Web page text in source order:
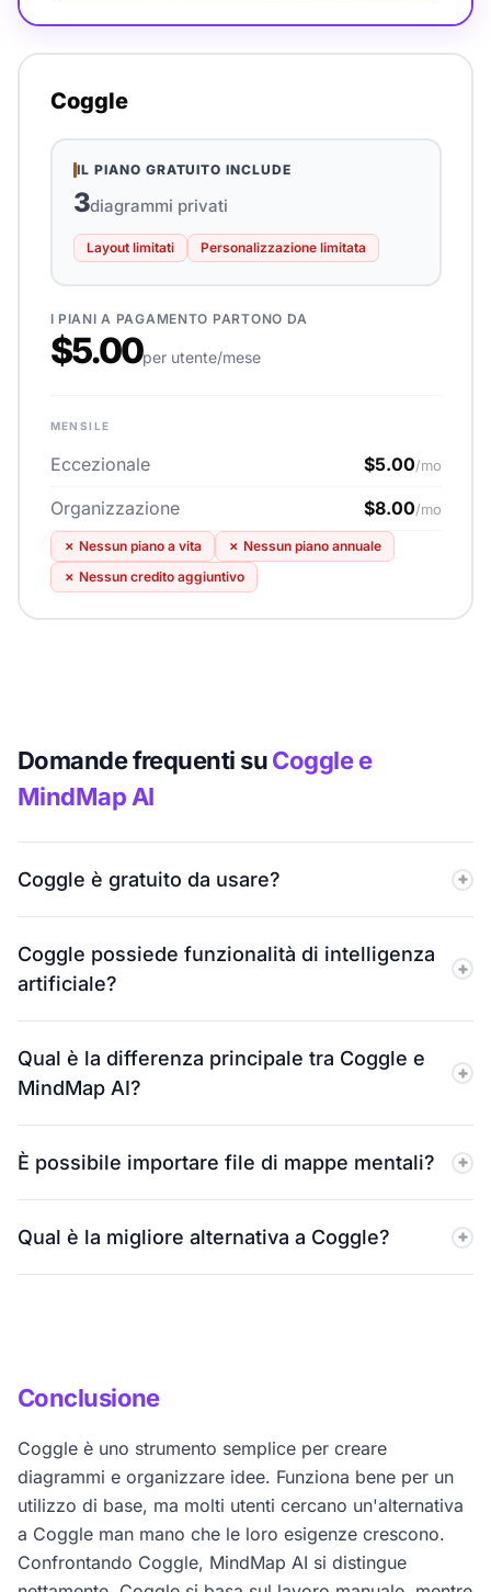
Coggle
IL PIANO GRATUITO INCLUDE
3diagrammi privati
Layout limitati Personalizzazione limitata
I PIANI A PAGAMENTO PARTONO DA
$5.00per utente/mese
MENSILE
Eccezionale $5.00/mo
Organizzazione $8.00/mo
✗ Nessun piano a vita ✗ Nessun piano annuale
✗ Nessun credito aggiuntivo
Domande frequenti suCoggle e
MindMap AI
Coggle è gratuito da usare?
3 diagrammi privati e opzioni di personalizzazione
limitate. MindMap AI offre mappe manuali illimitate nel
suo piano gratuito.
Coggle possiede funzionalità di intelligenza
artificiale?
artificiale. MindMap AI include la generazione di
mappe e l'espansione delle idee basate
sull'intelligenza artificiale.
Qual è la differenza principale tra Coggle e
MindMap AI?
mentali. MindMap AI utilizza l'intelligenza artificiale per
aiutare gli utenti a generare, espandere e organizzare
le idee più velocemente.
È possibile importare file di mappe mentali?
comuni di mappe mentali. MindMap AI supporta
l'importazione da più fonti.
Qual è la migliore alternativa a Coggle?
Conclusione
Coggle è uno strumento semplice per creare
diagrammi e organizzare idee. Funziona bene per un
utilizzo di base, ma molti utenti cercano un'alternativa
a Coggle man mano che le loro esigenze crescono.
Confrontando Coggle, MindMap AI si distingue